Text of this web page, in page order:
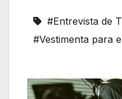
#Entrevista de
#Vestimenta para